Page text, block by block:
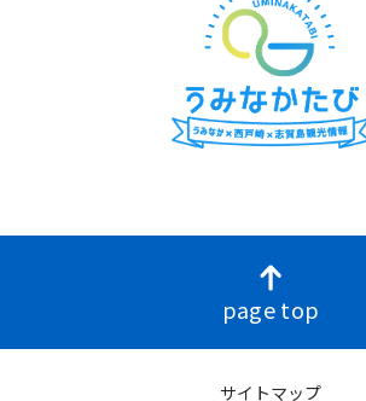
page top
サイトマップ